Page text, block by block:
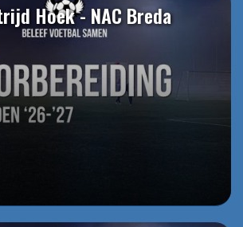
Hoek - NAC Breda